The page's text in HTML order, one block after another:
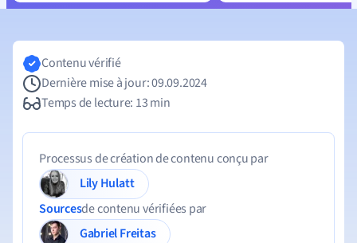
Contenu vérifié
Dernière mise à jour: 09.09.2024
Temps de lecture: 13 min
Processus de création de contenu conçu par
Lily Hulatt
Sourcesde contenu vérifiées par
Gabriel Freitas